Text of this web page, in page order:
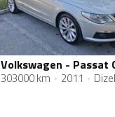
Volkswagen - Passat
303000 km 2011 Dizel